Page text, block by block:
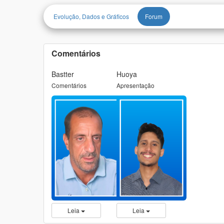
Evolução, Dados e Gráficos Forum
Comentários
Bastter
Comentários
Leia
Huoya
Apresentação
Leia